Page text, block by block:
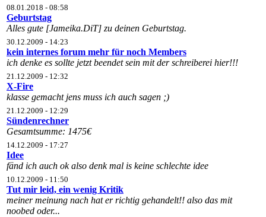
08.01.2018 - 08:58
Geburtstag
Alles gute [Jameika.DiT] zu deinen Geburtstag.
30.12.2009 - 14:23
kein internes forum mehr für noch Members
ich denke es sollte jetzt beendet sein mit der schreiberei hier!!!
21.12.2009 - 12:32
X-Fire
klasse gemacht jens muss ich auch sagen ;)
21.12.2009 - 12:29
Sündenrechner
Gesamtsumme: 1475€
14.12.2009 - 17:27
Idee
fänd ich auch ok also denk mal is keine schlechte idee
10.12.2009 - 11:50
Tut mir leid, ein wenig Kritik
meiner meinung nach hat er richtig gehandelt!! also das mit
noobed oder...